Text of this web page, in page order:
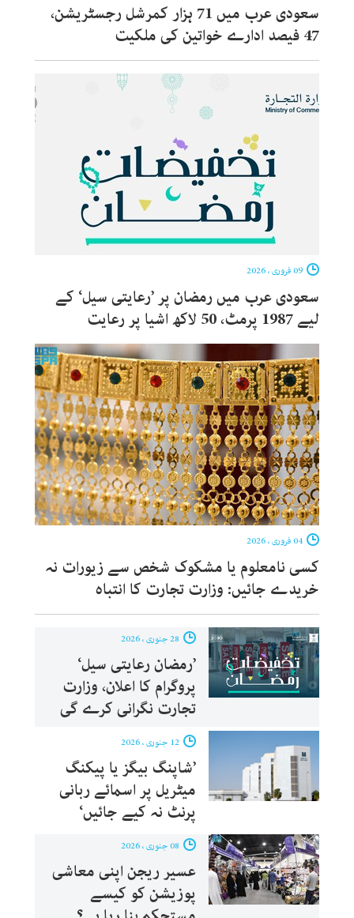
سعودی عرب میں 71 ہزار کمرشل رجسٹریشن،
47 فیصد ادارے خواتین کی ملکیت
سعودی عرب میں رمضان پر ’رعایتی سیل‘ کے
لیے 1987 پرمٹ، 50 لاکھ اشیا پر رعایت
کسی نامعلوم یا مشکوک شخص سے زیورات نہ
خریدے جائیں: وزارت تجارت کا انتباہ
’رمضان رعایتی سیل‘
پروگرام کا اعلان، وزارت
تجارت نگرانی کرے گی
’شاپنگ بیگز یا پیکنگ
میٹریل پر اسمائے ربانی
پرنٹ نہ کیے جائیں‘
عسیر ریجن اپنی معاشی
پوزیشن کو کیسے